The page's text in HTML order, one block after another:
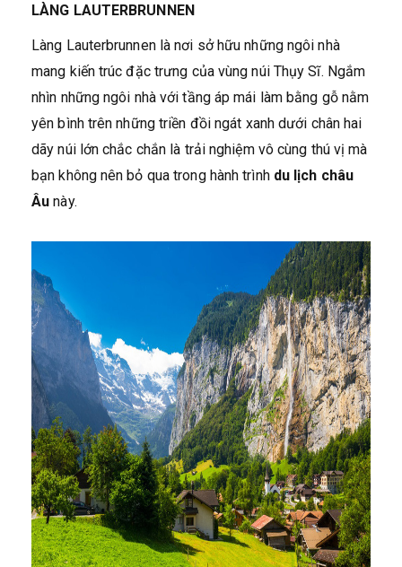
LÀNG LAUTERBRUNNEN
Làng Lauterbrunnen là nơi sở hữu những ngôi nhà
mang kiến trúc đặc trưng của vùng núi Thụy Sĩ. Ngắm
nhìn những ngôi nhà với tầng áp mái làm bằng gỗ nằm
yên bình trên những triền đồi ngát xanh dưới chân hai
dãy núi lớn chắc chắn là trải nghiệm vô cùng thú vị mà
bạn không nên bỏ qua trong hành trìnhdu lịch châu
Âunày.